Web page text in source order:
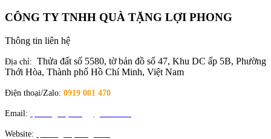
CÔNG TY TNHH QUÀ TẶNG LỢI PHONG
Thông tin liên hệ
Địa chỉ: Thửa đất số 5580, tờ bản đồ số 47, Khu DC ấp 5B, Phường
Thới Hòa, Thành phố Hồ Chí Minh, Việt Nam
Điện thoại/Zalo: 0919 001 470
Email:
Website: